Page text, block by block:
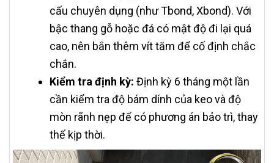
cấu chuyên dụng (như Tbond, Xbond). Với
bậc thang gỗ hoặc đá có mật độ đi lại quá
cao, nên bắn thêm vít tăm để cố định chắc
chắn.
Kiểm tra định kỳ: Định kỳ 6 tháng một lần
cần kiểm tra độ bám dính của keo và độ
mòn rãnh nẹp để có phương án bảo trì, thay
thế kịp thời.